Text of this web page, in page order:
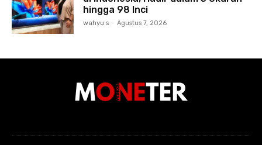
hingga 98 Inci
wahyu s - Agustus 7, 2026